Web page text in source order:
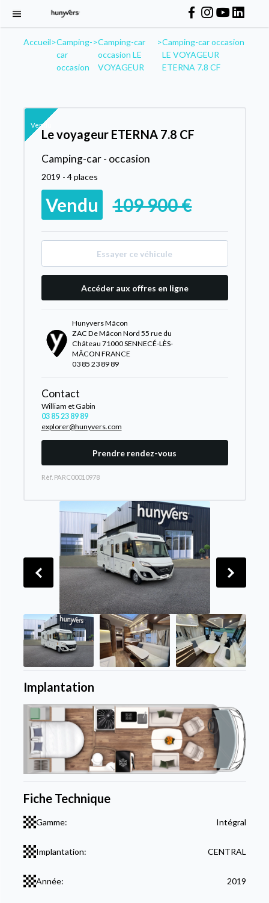
Accueil>Camping-
car
occasion
>Camping-car
occasion LE
VOYAGEUR
>Camping-car occasion
LE VOYAGEUR
ETERNA 7.8 CF
Vendu
Le voyageur ETERNA 7.8 CF
Camping-car - occasion
2019 - 4 places
Vendu 109 900 €
Essayer ce véhicule
Accéder aux offres en ligne
Hunyvers Mâcon
ZAC De Mâcon Nord 55 rue du
Château 71000 SENNECÉ-LÈS-
MÂCON FRANCE
03 85 23 89 89
Contact
William et Gabin
03 85 23 89 89
explorer@hunyvers.com
Prendre rendez-vous
Rèf. PARC00010978
Implantation
Fiche Technique
Gamme: Intégral
Implantation: CENTRAL
Année: 2019